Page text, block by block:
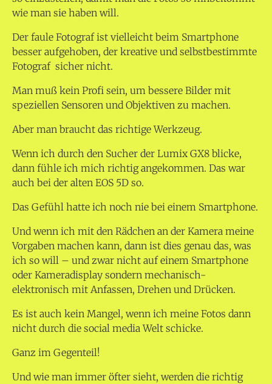
wie man sie haben will.
Der faule Fotograf ist vielleicht beim Smartphone
besser aufgehoben, der kreative und selbstbestimmte
Fotograf sicher nicht.
Man muß kein Profi sein, um bessere Bilder mit
speziellen Sensoren und Objektiven zu machen.
Aber man braucht das richtige Werkzeug.
Wenn ich durch den Sucher der Lumix GX8 blicke,
dann fühle ich mich richtig angekommen. Das war
auch bei der alten EOS 5D so.
Das Gefühl hatte ich noch nie bei einem Smartphone.
Und wenn ich mit den Rädchen an der Kamera meine
Vorgaben machen kann, dann ist dies genau das, was
ich so will – und zwar nicht auf einem Smartphone
oder Kameradisplay sondern mechanisch-
elektronisch mit Anfassen, Drehen und Drücken.
Es ist auch kein Mangel, wenn ich meine Fotos dann
nicht durch die social media Welt schicke.
Ganz im Gegenteil!
Und wie man immer öfter sieht, werden die richtig